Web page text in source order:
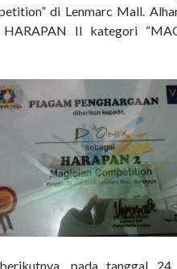
di Lenmarc Mall.
HARAPAN II kategori
pada tanggal 24